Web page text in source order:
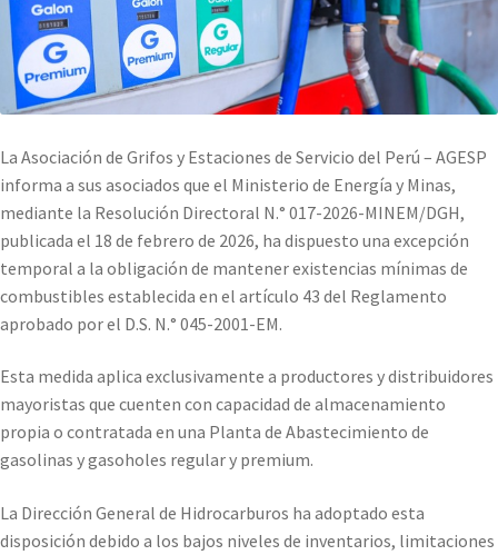
La Asociación de Grifos y Estaciones de Servicio del Perú – AGESP
informa a sus asociados que el Ministerio de Energía y Minas,
mediante la Resolución Directoral N.° 017-2026-MINEM/DGH,
publicada el 18 de febrero de 2026, ha dispuesto una excepción
temporal a la obligación de mantener existencias mínimas de
combustibles establecida en el artículo 43 del Reglamento
aprobado por el D.S. N.° 045-2001-EM.
Esta medida aplica exclusivamente a productores y distribuidores
mayoristas que cuenten con capacidad de almacenamiento
propia o contratada en una Planta de Abastecimiento de
gasolinas y gasoholes regular y premium.
La Dirección General de Hidrocarburos ha adoptado esta
disposición debido a los bajos niveles de inventarios, limitaciones